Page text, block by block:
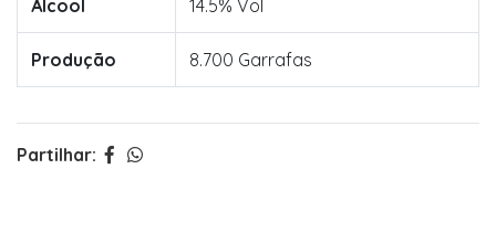
Álcool 14.5% Vol
Produção 8.700 Garrafas
Partilhar: